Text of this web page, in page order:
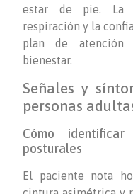
estar de pie. La
respiración y la
plan de atención
bienestar.
Señales y
personas
Cómo
posturales
El paciente nota